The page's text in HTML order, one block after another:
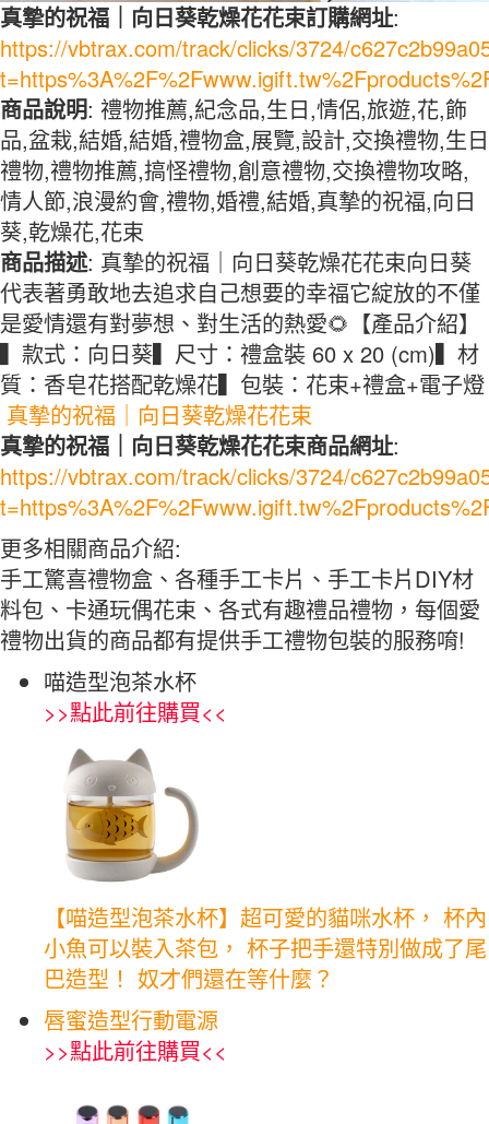
真摯的祝福｜向日葵乾燥花花束訂購網址:
https://vbtrax.com/track/clicks/3724/
商品說明: 禮物推薦,紀念品,生日,情侶,旅遊,花,飾
品,盆栽,結婚,結婚,禮物盒,展覽,設計,交換禮物,生日
禮物,禮物推薦,搞怪禮物,創意禮物,交換禮物攻略,
情人節,浪漫約會,禮物,婚禮,結婚,真摯的祝福,向日
葵,乾燥花,花束
商品描述: 真摯的祝福｜向日葵乾燥花花束向日葵
代表著勇敢地去追求自己想要的幸福它綻放的不僅
是愛情還有對夢想、對生活的熱愛🌻【產品介紹】
▍款式：向日葵▍尺寸：禮盒裝 60 x 20 (cm)▍材
質：香皂花搭配乾燥花▍包裝：花束+禮盒+電子燈
真摯的祝福｜向日葵乾燥花花束
真摯的祝福｜向日葵乾燥花花束商品網址:
https://vbtrax.com/track/clicks/3724/
更多相關商品介紹:
手工驚喜禮物盒、各種手工卡片、手工卡片DIY材
料包、卡通玩偶花束、各式有趣禮品禮物，每個愛
禮物出貨的商品都有提供手工禮物包裝的服務唷!
喵造型泡茶水杯
>>點此前往購買<<
【喵造型泡茶水杯】超可愛的貓咪水杯， 杯內
小魚可以裝入茶包， 杯子把手還特別做成了尾
巴造型！ 奴才們還在等什麼？
唇蜜造型行動電源
>>點此前往購買<<